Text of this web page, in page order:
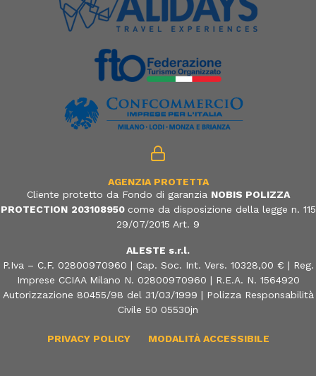
AGENZIA PROTETTA
Cliente protetto da Fondo di garanzia NOBIS POLIZZA
PROTECTION 203108950 come da disposizione della legge n. 115
29/07/2015 Art. 9
ALESTE s.r.l.
P.Iva – C.F. 02800970960 | Cap. Soc. Int. Vers. 10328,00 € | Reg.
Imprese CCIAA Milano N. 02800970960 | R.E.A. N. 1564920
Autorizzazione 80455/98 del 31/03/1999 | Polizza Responsabilità
Civile 50 05530jn
PRIVACY POLICY MODALITÀ ACCESSIBILE